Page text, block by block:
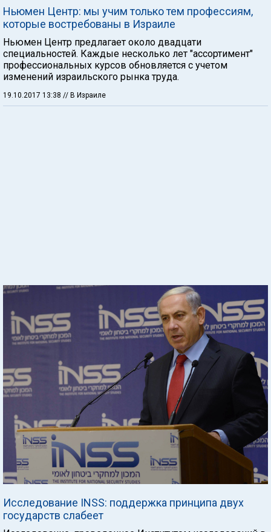
Ньюмен Центр: мы учим только тем профессиям,
которые востребованы в Израиле
Ньюмен Центр предлагает около двадцати
специальностей. Каждые несколько лет "ассортимент"
профессиональных курсов обновляется с учетом
изменений израильского рынка труда.
19.10.2017 13:38 // В Израиле
Исследование INSS: поддержка принципа двух
государств слабеет